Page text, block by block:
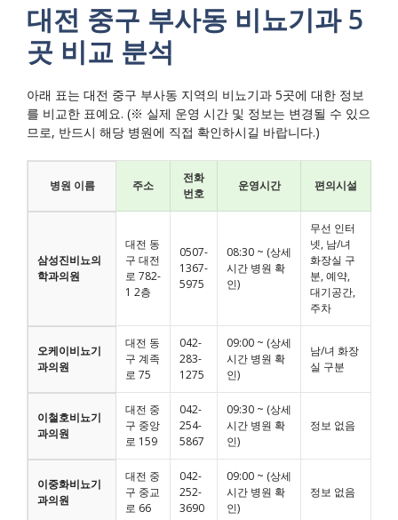
대전 중구 부사동 비뇨기과 5
곳 비교 분석
아래 표는 대전 중구 부사동 지역의 비뇨기과 5곳에 대한 정보
를 비교한 표예요. (※ 실제 운영 시간 및 정보는 변경될 수 있으
므로, 반드시 해당 병원에 직접 확인하시길 바랍니다.)
병원 이름 주소
전화
번호
운영시간 편의시설
삼성진비뇨의
학과의원
대전 동
구 대전
로 782-
1 2층
0507-
1367-
5975
08:30 ~ (상세
시간 병원 확
인)
무선 인터
넷, 남/녀
화장실 구
분, 예약,
대기공간,
주차
오케이비뇨기
과의원
대전 동
구 계족
로 75
042-
283-
1275
09:00 ~ (상세
시간 병원 확
인)
남/녀 화장
실 구분
이철호비뇨기
과의원
대전 중
구 중앙
로 159
042-
254-
5867
09:30 ~ (상세
시간 병원 확
인)
정보 없음
이중화비뇨기
과의원
대전 중
구 중교
로 66
042-
252-
3690
09:00 ~ (상세
시간 병원 확
인)
정보 없음